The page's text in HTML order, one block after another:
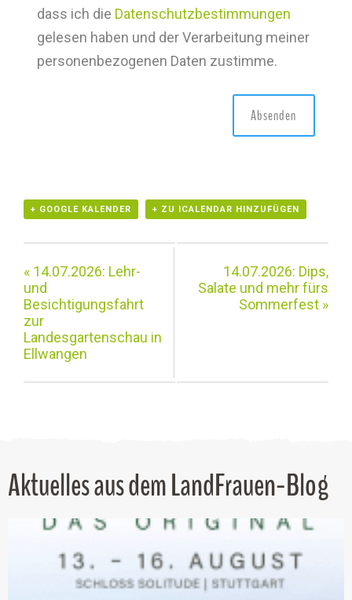
dass ich die Datenschutzbestimmungen
gelesen haben und der Verarbeitung meiner
personenbezogenen Daten zustimme.
+ GOOGLE KALENDER + ZU ICALENDAR HINZUFÜGEN
« 14.07.2026: Lehr-
und
Besichtigungsfahrt
zur
Landesgartenschau in
Ellwangen
14.07.2026: Dips,
Salate und mehr fürs
Sommerfest »
Aktuelles aus dem LandFrauen-Blog